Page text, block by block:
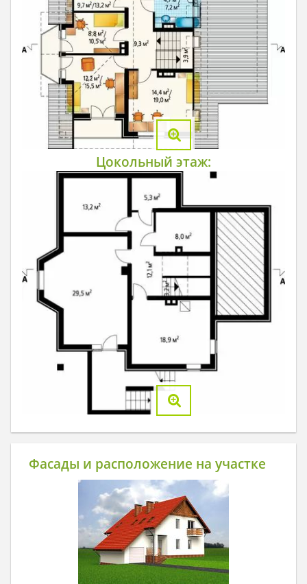
Цокольный этаж:
Фасады и расположение на участке